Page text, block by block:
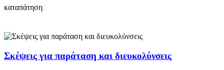
καταπάτηση
Σκέψεις για παράταση και διευκολύνσεις